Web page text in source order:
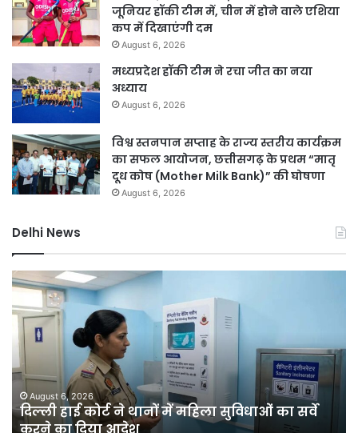
जूनियर हॉकी टीम में, चीन में होने वाले एशिया
कप में दिखाएंगी दम
August 6, 2026
मध्यप्रदेश हॉकी टीम ने रचा जीत का नया
अध्याय
August 6, 2026
विश्व स्तनपान सप्ताह के राज्य स्तरीय कार्यक्रम
का सफल आयोजन, छत्तीसगढ़ के प्रथम “मातृ
दूध कोष (Mother Milk Bank)” की घोषणा
August 6, 2026
Delhi News
दिल्ली
कोर्ट
थानों
महिला
सुविधाओं
का
सर्वे
August 6, 2026
दिल्ली हाई कोर्ट ने थानों में महिला सुविधाओं का सर्वे
भरा